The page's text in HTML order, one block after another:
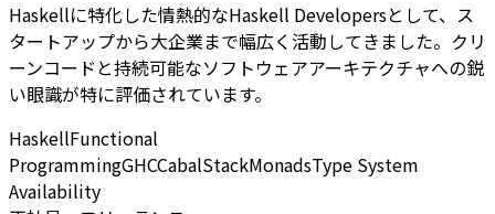
Haskellに特化した情熱的なHaskell Developersとして、ス
タートアップから大企業まで幅広く活動してきました。クリ
ーンコードと持続可能なソフトウェアアーキテクチャへの鋭
い眼識が特に評価されています。
HaskellFunctional
ProgrammingGHCCabalStackMonadsType System
Availability